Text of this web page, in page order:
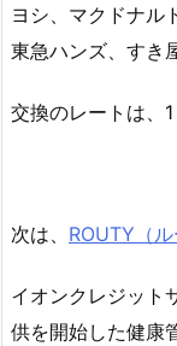
ヨシ、マクドナル
東急ハンズ、すき
交換のレートは、1
次は、 ROUTY（ル
イオンクレジット
供を開始した健康